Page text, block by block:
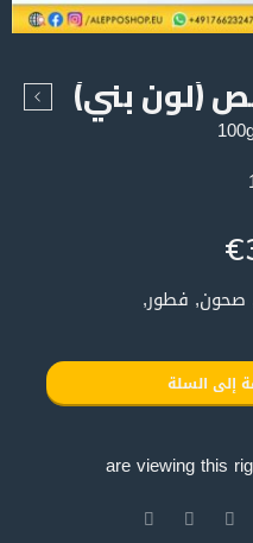
(لون بني)
€
فطور,
إلى السلة